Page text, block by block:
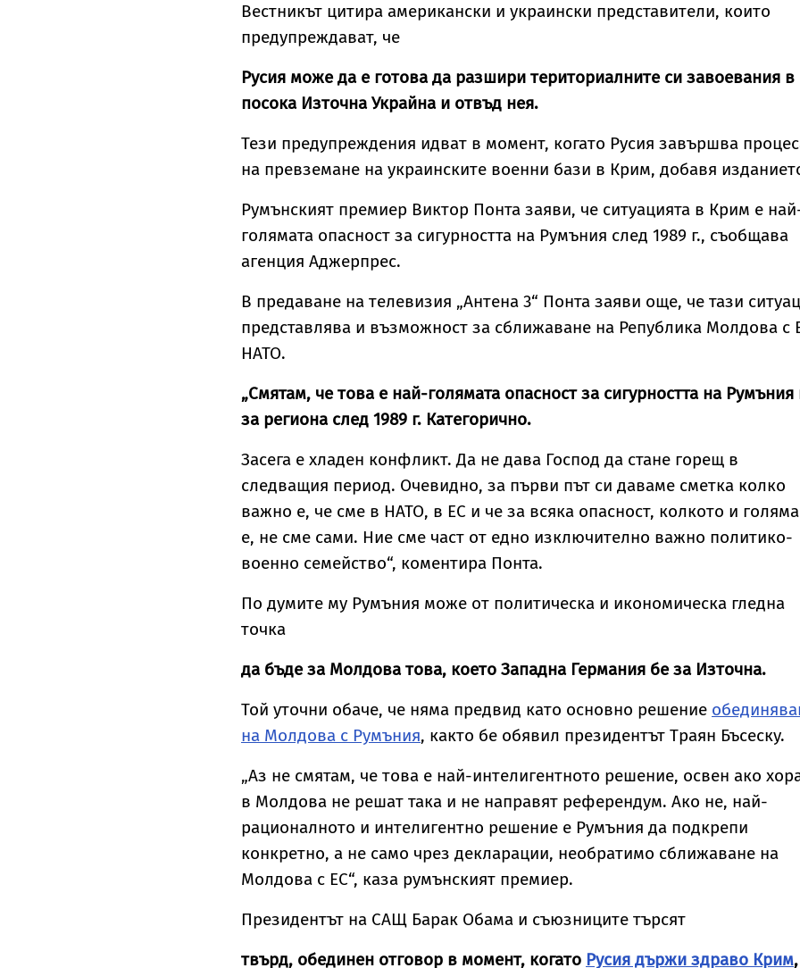
Вестникът цитира американски и украински представители, които
предупреждават, че
Русия може да е готова да разшири териториалните си завоевания в
посока Източна Украйна и отвъд нея.
Тези предупреждения идват в момент, когато Русия завършва
на превземане на украинските военни бази в Крим, добавя
Румънският премиер Виктор Понта заяви, че ситуацията в Крим е
голямата опасност за сигурността на Румъния след 1989 г., съобщава
агенция Аджерпрес.
В предаване на телевизия „Антена 3“ Понта заяви още, че тази
представлява и възможност за сближаване на Република Молдова с
НАТО.
„Смятам, че това е най-голямата опасност за сигурността на Румъния
за региона след 1989 г. Категорично.
Засега е хладен конфликт. Да не дава Господ да стане горещ в
следващия период. Очевидно, за първи път си даваме сметка колко
важно е, че сме в НАТО, в ЕС и че за всяка опасност, колкото и
е, не сме сами. Ние сме част от едно изключително важно политико-
военно семейство“, коментира Понта.
По думите му Румъния може от политическа и икономическа гледна
точка
да бъде за Молдова това, което Западна Германия бе за Източна.
Той уточни обаче, че няма предвид като основно решение
на Молдова с Румъния, както бе обявил президентът Траян Бъсеску.
„Аз не смятам, че това е най-интелигентното решение, освен ако
в Молдова не решат така и не направят референдум. Ако не, най-
рационалното и интелигентно решение е Румъния да подкрепи
конкретно, а не само чрез декларации, необратимо сближаване на
Молдова с ЕС“, каза румънският премиер.
Президентът на САЩ Барак Обама и съюзниците търсят
твърд, обединен отговор в момент, когато Русия държи здраво Крим,